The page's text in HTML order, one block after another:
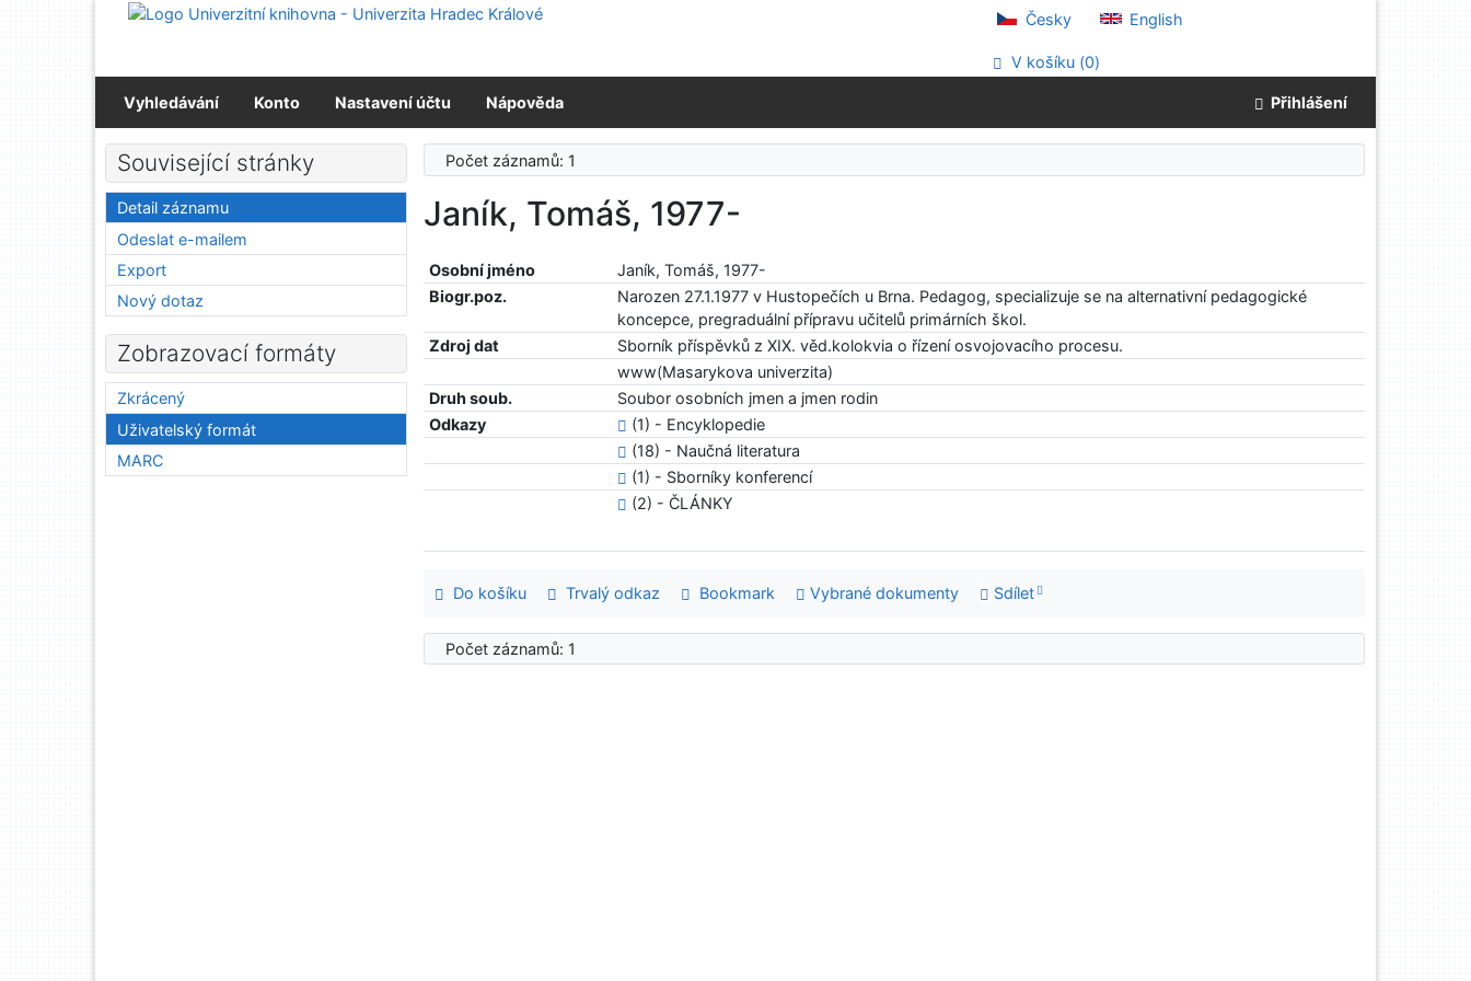
Přejít na obsah
Česky English
V košíku (0)
Vyhledávání Konto Nastavení účtu Nápověda Přihlášení
Počet záznamů: 1
Janík, Tomáš, 1977-
Osobní jméno
Janík, Tomáš, 1977-
Biogr.poz.
Narozen 27.1.1977 v Hustopečích u Brna. Pedagog, specializuje se na alternativní pedagogické
koncepce, pregraduální přípravu učitelů primárních škol.
Zdroj dat
Sborník příspěvků z XIX. věd.kolokvia o řízení osvojovacího procesu.
www(Masarykova univerzita)
Druh soub.
Soubor osobních jmen a jmen rodin
Odkazy
(1) - Encyklopedie
(18) - Naučná literatura
(1) - Sborníky konferencí
(2) - ČLÁNKY
Do košíku Trvalý odkaz Bookmark Vybrané dokumenty Sdílet
Počet záznamů: 1
Související stránky
Detail záznamu
Odeslat e-mailem
Export
Nový dotaz
Zobrazovací formáty
Zkrácený
Uživatelský formát
MARC